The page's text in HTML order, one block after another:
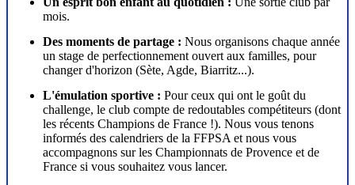
mois.
Des moments de partage : Nous organisons chaque année
un stage de perfectionnement ouvert aux familles, pour
changer d'horizon (Sète, Agde, Biarritz...).
L'émulation sportive : Pour ceux qui ont le goût du
challenge, le club compte de redoutables compétiteurs (dont
les récents Champions de France !). Nous vous tenons
informés des calendriers de la FFPSA et nous vous
accompagnons sur les Championnats de Provence et de
France si vous souhaitez vous lancer.